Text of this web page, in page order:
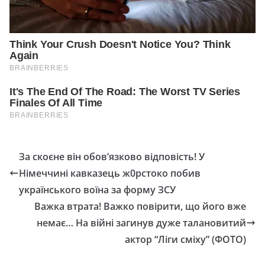
За скоєне він обов’язково відповість! У
Німеччині кавказець ж0рстоко побив
українського воїна за форму ЗСУ
Важка втрата! Важко повірити, що його вже
немає… На війні загинув дуже талановитий
актор “Ліги сміху” (ФОТО)